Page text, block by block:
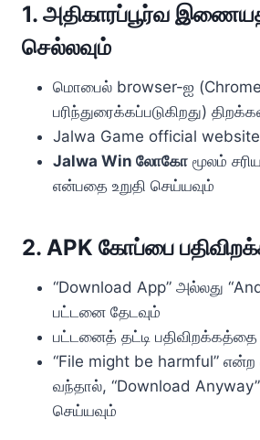
1. அதிகாரப்பூர்வ
செல்லவும்
மொபைல் browser-ஐ (Chrome
பரிந்துரைக்கப்படுகிறது)
Jalwa Game official
Jalwa Win லோகோ மூலம்
என்பதை உறுதி செய்யவும்
2. APK கோப்பை
“Download App” அல்லது
பட்டனை தேடவும்
பட்டனைத் தட்டி
“File might be harmful” என்ற
வந்தால், “Download
செய்யவும்